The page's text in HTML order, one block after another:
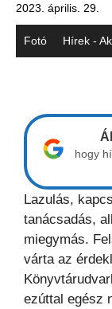
2023. április. 29.
Fotó Hírek -
hogy
Lazulás,
tanácsadás,
miegymás.
várta az
ezúttal egész